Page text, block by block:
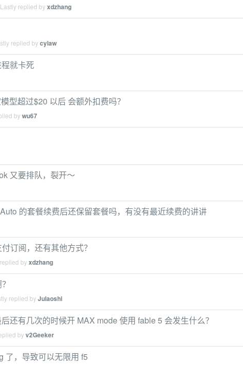
replied byxdzhang
replied bycylaw
就卡死
型超过$20 以后 会额外扣费吗？
bywu67
又要排队，裂开～
的套餐续费后还保留套餐吗，有没有最近续费的讲讲
订阅，还有其他方式？
byxdzhang
replied byJulaoshi
还有几次的时候开 MAX mode 使用 fable 5 会发生什么？
byv2Geeker
了，导致可以无限用 f5